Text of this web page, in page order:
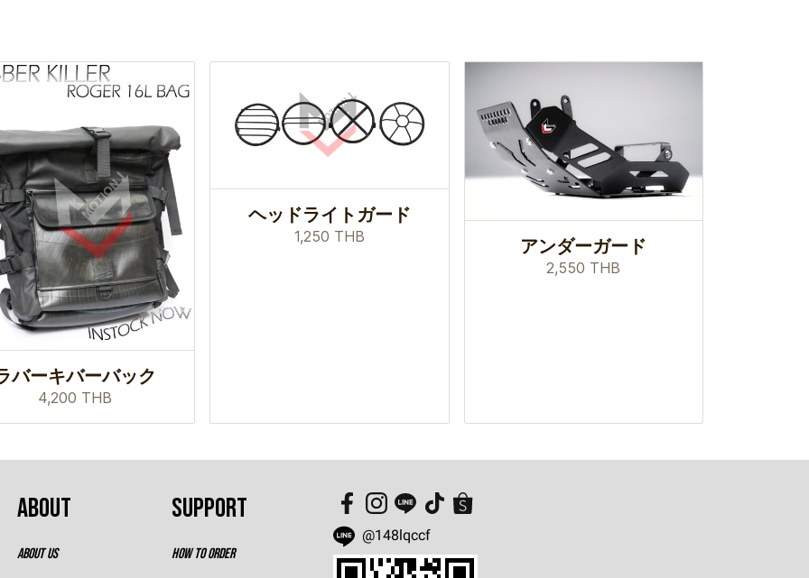
バーキバーバック
4,200 THB
ヘッドライトガード
1,250 THB アンダーガード
2,550 THB
ABOUT
ABOUT US
SUPPORT
HOW TO ORDER
@148lqccf